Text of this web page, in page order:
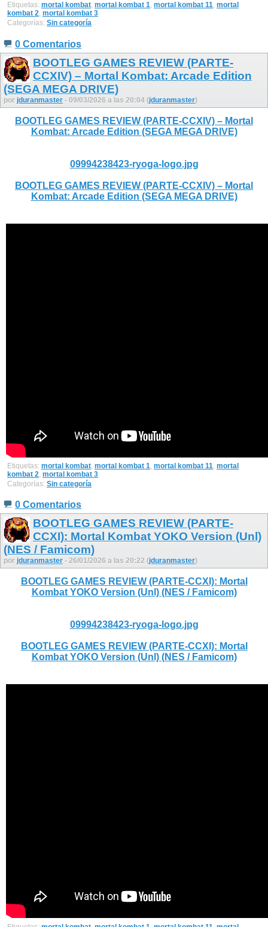
Etiquetas: mortal kombat, mortal kombat 1, mortal kombat 11, mortal
kombat 2, mortal kombat 3
Categorías: Sin categoría
0 Comentarios
BOOTLEG GAMES REVIEW (PARTE-
CCXIV) – Mortal Kombat: Arcade Edition
(SEGA MEGA DRIVE)
por jduranmaster - 09/03/2026 a las 20:04 (jduranmaster)
BOOTLEG GAMES REVIEW (PARTE-CCXIV) – Mortal
Kombat: Arcade Edition (SEGA MEGA DRIVE)
09994238423-ryoga-logo.jpg
BOOTLEG GAMES REVIEW (PARTE-CCXIV) – Mortal
Kombat: Arcade Edition (SEGA MEGA DRIVE)
Etiquetas: mortal kombat, mortal kombat 1, mortal kombat 11, mortal
kombat 2, mortal kombat 3
Categorías: Sin categoría
0 Comentarios
BOOTLEG GAMES REVIEW (PARTE-
CCXI): Mortal Kombat YOKO Version (Unl)
(NES / Famicom)
por jduranmaster - 26/01/2026 a las 20:22 (jduranmaster)
BOOTLEG GAMES REVIEW (PARTE-CCXI): Mortal
Kombat YOKO Version (Unl) (NES / Famicom)
09994238423-ryoga-logo.jpg
BOOTLEG GAMES REVIEW (PARTE-CCXI): Mortal
Kombat YOKO Version (Unl) (NES / Famicom)